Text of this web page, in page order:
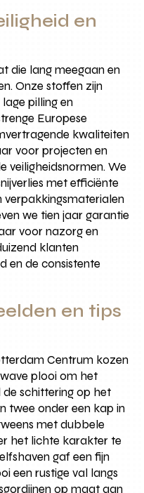
en
die lang meegaan en
Onze stoffen zijn
pilling en
Europese
kwaliteiten
voor projecten en
veiligheidsnormen. We
met efficiënte
verpakkingsmaterialen
we tien jaar garantie
voor nazorg en
klanten
en de consistente
en tips
Centrum kozen
plooi om het
schittering op het
twee onder een kap in
met dubbele
het lichte karakter te
gaf een fijn
een rustige val langs
op maat aan